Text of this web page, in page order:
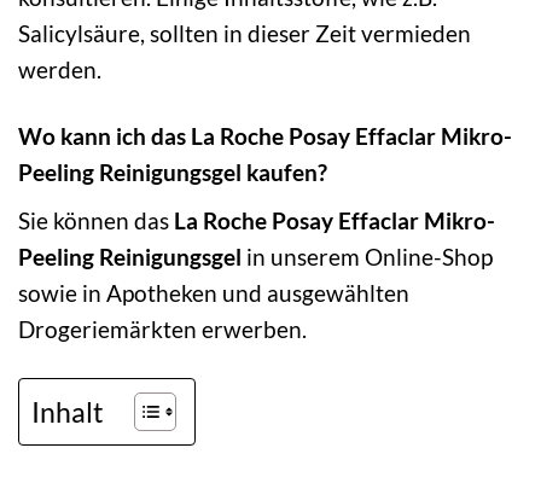
Salicylsäure, sollten in dieser Zeit vermieden
werden.
Wo kann ich das La Roche Posay Effaclar Mikro-
Peeling Reinigungsgel kaufen?
Sie können das La Roche Posay Effaclar Mikro-
Peeling Reinigungsgel in unserem Online-Shop
sowie in Apotheken und ausgewählten
Drogeriemärkten erwerben.
Inhalt